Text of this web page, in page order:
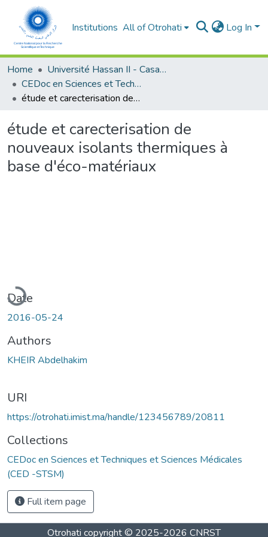
Institutions All of Otrohati Log In
Home
Université Hassan II - Casablanca
CEDoc en Sciences et Techniques et Sciences Médicales (CED -STSM)
étude et carecterisation de nouveaux isolants thermiques à base d'éco-matériaux
étude et carecterisation de
nouveaux isolants thermiques à
base d'éco-matériaux
Date
2016-05-24
Authors
KHEIR Abdelhakim
URI
https://otrohati.imist.ma/handle/123456789/20811
Collections
CEDoc en Sciences et Techniques et Sciences Médicales
(CED -STSM)
Full item page
Otrohati copyright © 2025-2026 CNRST